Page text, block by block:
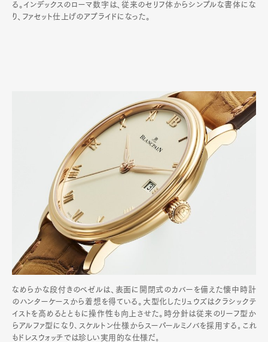
る。インデックスのローマ数字は、従来のセリフ体からシンプルな書体にな
り、ファセット仕上げのアプライドになった。
なめらかな段付きのベゼルは、表面に開閉式のカバーを備えた懐中時計
のハンターケースから着想を得ている。大型化したリュウズはクラシックテ
イストを高めるとともに操作性も向上させた。時分針は従来のリーフ型か
らアルファ型になり､スケルトン仕様からスーパールミノバを採用する｡これ
もドレスウォッチでは珍しい実用的な仕様だ｡